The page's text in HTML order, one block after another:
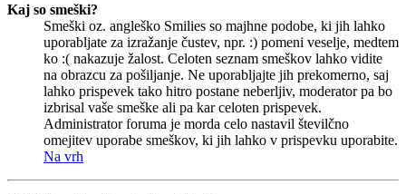
Kaj so smeški?
Smeški oz. angleško Smilies so majhne podobe, ki jih lahko
uporabljate za izražanje čustev, npr. :) pomeni veselje, medtem
ko :( nakazuje žalost. Celoten seznam smeškov lahko vidite
na obrazcu za pošiljanje. Ne uporabljajte jih prekomerno, saj
lahko prispevek tako hitro postane neberljiv, moderator pa bo
izbrisal vaše smeške ali pa kar celoten prispevek.
Administrator foruma je morda celo nastavil številčno
omejitev uporabe smeškov, ki jih lahko v prispevku uporabite.
Na vrh